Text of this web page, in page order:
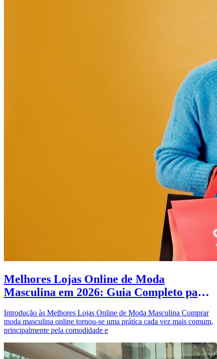
Melhores Lojas Online de Moda
Masculina em 2026: Guia Completo para
Introdução às Melhores Lojas Online de Moda Masculina Comprar
moda masculina online tornou-se uma prática cada vez mais comum,
principalmente pela comodidade e